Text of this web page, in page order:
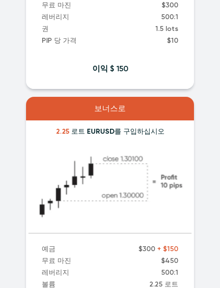
무료 마진
$300
레버리지
500:1
권
1.5 lots
PIP 당 가격
$10
이익 $ 150
보너스로
2.25로트 EURUSD를 구입하십시오
예금 $300 + $150
무료 마진
$450
레버리지
500:1
볼륨
2.25 로트